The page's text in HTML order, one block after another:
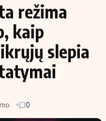
Įmonės
Žemės ūkis
Technologijos
Laisvalaikis
režima
kaip
slepia
0